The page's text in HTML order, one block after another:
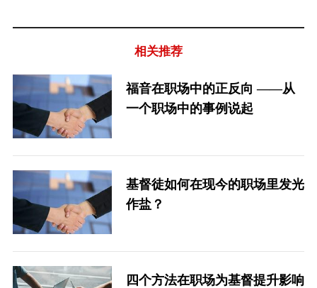
相关推荐
福音在职场中的正反向 ——从
一个职场中的事例说起
基督徒如何在现今的职场里发光
作盐？
四个方法在职场为基督提升影响